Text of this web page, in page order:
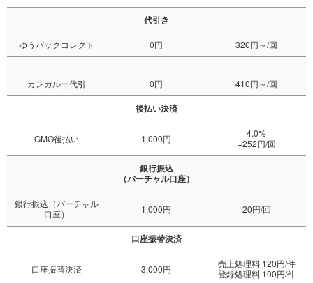
代引き
ゆうパックコレクト 0円 320円～/回
カンガルー代引 0円 410円～/回
後払い決済
GMO後払い 1,000円
4.0%
+252円/回
銀行振込
（バーチャル口座）
銀行振込（バーチャル
口座）
1,000円 20円/回
口座振替決済
口座振替決済 3,000円
売上処理料 120円/件
登録処理料 100円/件